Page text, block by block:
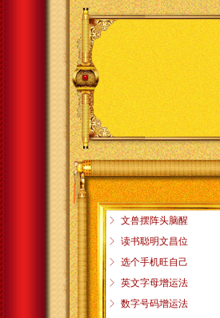
ꁕ 文兽摆阵头脑醒
ꁕ 读书聪明文昌位
ꁕ 选个手机旺自己
ꁕ 英文字母增运法
ꁕ 数字号码增运法